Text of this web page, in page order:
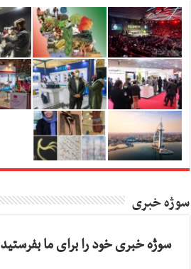
سوژه خبری
سوژه خبری خود را برای ما بفرستید